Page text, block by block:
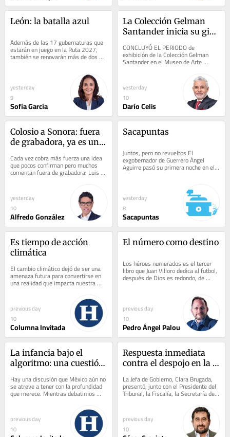
León: la batalla azul
Además de las 17 gubernaturas que
estarán en juego en la Ruta 2027,
también se renovarán más de dos
yesterday
9
Sofía García
La Colección Gelman
Santander inicia su gira
internacional
CONCLUYÓ EL PERIODO de
exhibición de la Colección Gelman
Santander en el Museo de Arte
yesterday
10
Darío Celis
Colosio a Sonora: fuera
de grabadora, ya es un
Cada vez cobra más fuerza una idea
que pocos confirman pero muchos
comentan fuera de grabadora: Luis
Donaldo Colosio Riojas será
yesterday
10
Alfredo González
Sacapuntas
Juntos, pero no revueltos El
exgobernador de Guerrero Ángel
Aguirre pasó su primera noche en el
Centro Federal de Reinserción Social
yesterday
8
Sacapuntas
Es tiempo de acción
climática
El cambio climático dejó de ser una
amenaza futura para convertirse en
una realidad que impacta nuestra
vida cotidiana. Sequías más
previous day
10
Columna Invitada
El número como destino
Los héroes numerados es el tercer
libro que Juan Villoro dedica al futbol,
después de Dios es redondo, de
2006, y Balón dividido, de 2014. Lo
previous day
10
Pedro Ángel Palou
La infancia bajo el
algoritmo: una cuestión
Hay una discusión que México aún no
se atreve a tener con la profundidad
que merece. Mientras debatimos
carreteras, presupuestos,
previous day
10
Respuesta inmediata
contra el despojo en la
La Jefa de Gobierno, Clara Brugada,
presentó, junto con el Presidente del
Tribunal, la Fiscalía, la Secretaría de
Seguridad Ciudadana y la...
previous day
10